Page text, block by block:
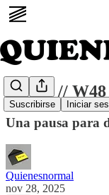
Suscribirse Iniciar
Take 5 // W48
Una pausa para
Quienesnormal
nov 28, 2025